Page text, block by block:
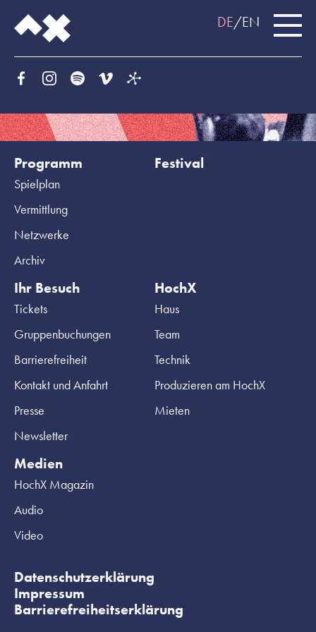
DE EN
Programm
Spielplan
Vermittlung
Netzwerke
Archiv
Festival
Ihr Besuch
Tickets
Gruppenbuchungen
Barrierefreiheit
Kontakt und Anfahrt
Presse
Newsletter
HochX
Haus
Team
Technik
Produzieren am HochX
Mieten
Medien
HochX Magazin
Audio
Video
Datenschutzerklärung
Impressum
Barrierefreiheitserklärung